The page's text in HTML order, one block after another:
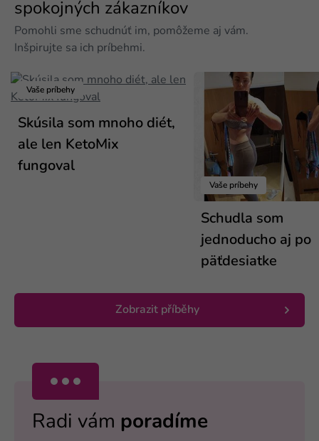
spokojných zákazníkov
Pomohli sme schudnúť im, pomôžeme aj vám.
Inšpirujte sa ich príbehmi.
Vaše príbehy
Skúsila som mnoho diét,
ale len KetoMix
fungoval
Vaše príbehy
Schudla som
jednoducho aj po
päťdesiatke
Zobrazit příběhy
Radi vám poradíme